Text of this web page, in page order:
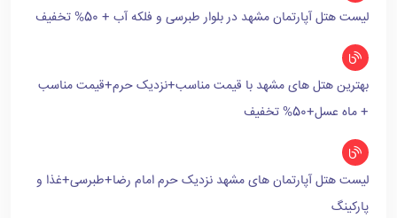
لیست هتل آپارتمان مشهد در بلوار طبرسی و فلکه آب + 50% تخفیف
بهترین هتل های مشهد با قیمت مناسب+نزدیک حرم+قیمت مناسب
+ ماه عسل+50% تخفیف
لیست هتل آپارتمان های مشهد نزدیک حرم امام رضا+طبرسی+غذا و
پارکینگ